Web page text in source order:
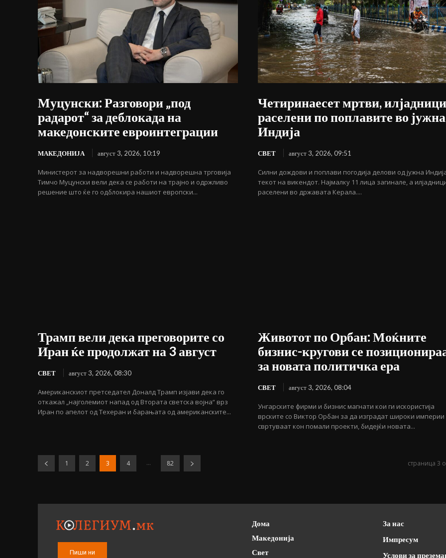
Муцунски: Разговори „под
радарот“ за деблокада на
македонските евроинтеграции
МАКЕДОНИЈА август 3, 2026, 10:19
Министерот за надворешни работи и надворешна трговија
Тимчо Муцунски вели дека се работи на трајно и одржливо
решение што ќе го одблокира нашиот европски...
Четиринаесет мртви,
раселени по поплавите во јужна
Индија
СВЕТ август 3, 2026, 09:51
Силни дождови и поплави погодија делови од јужна
текот на викендот. Најмалку 11 лица загинале, а
раселени во државата Керала....
Трамп вели дека преговорите со
Иран ќе продолжат на 3 август
СВЕТ август 3, 2026, 08:30
Американскиот претседател Доналд Трамп изјави дека го
откажал „најголемиот напад од Втората светска војна“ врз
Иран по апелот од Техеран и барањата од американските...
Животот по Орбан: Моќните
бизнис-кругови се
за новата политичка ера
СВЕТ август 3, 2026, 08:04
Унгарските фирми и бизнис магнати кои ги искористија
врските со Виктор Орбан за да изградат широки империи
свртуваат кон помали проекти, бидејќи новата...
1 2 3 4 ... 82 страница 3
Пиши ни
Дома
Македонија
Свет
За нас
Импресум
Услови за